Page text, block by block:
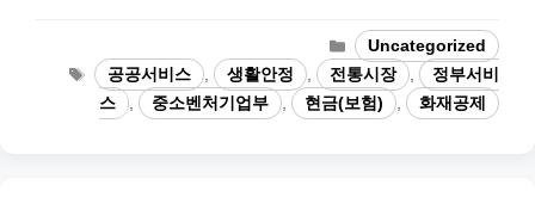
Categories
Uncategorized
Tags공공서비스 , 생활안정 , 전통시장 ,
정부서비
스
, 중소벤처기업부 , 현금(보험) , 화재공제